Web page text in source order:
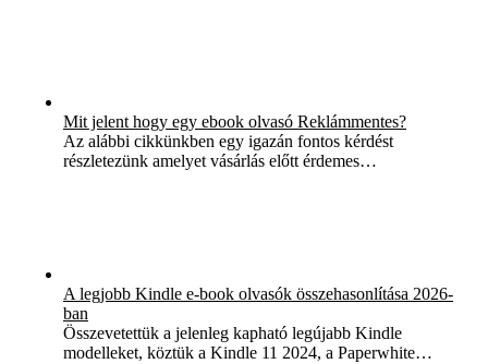
Mit jelent hogy egy ebook olvasó Reklámmentes?
Az alábbi cikkünkben egy igazán fontos kérdést
részletezünk amelyet vásárlás előtt érdemes…
A legjobb Kindle e-book olvasók összehasonlítása 2026-
ban
Összevetettük a jelenleg kapható legújabb Kindle
modelleket, köztük a Kindle 11 2024, a Paperwhite…